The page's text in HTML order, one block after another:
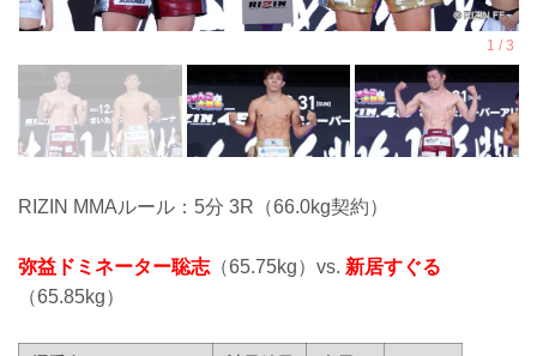
RIZIN MMAルール：5分 3R（66.0kg契約）
弥益ドミネーター聡志（65.75kg）vs. 新居すぐる
（65.85kg）